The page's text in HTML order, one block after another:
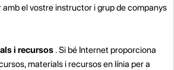
el vostre instructor i grup de companys
i recursos . Si bé Internet proporciona
materials i recursos en línia per a